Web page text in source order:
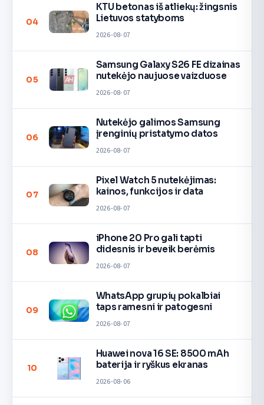
04
KTU betonas iš atliekų: žingsnis
Lietuvos statyboms
2026-08-07
05
Samsung Galaxy S26 FE dizainas
nutekėjo naujuose vaizduose
2026-08-07
06
Nutekėjo galimos Samsung
įrenginių pristatymo datos
2026-08-07
07
Pixel Watch 5 nutekėjimas:
kainos, funkcijos ir data
2026-08-07
08
iPhone 20 Pro gali tapti
didesnis ir beveik berėmis
2026-08-07
09
WhatsApp grupių pokalbiai
taps ramesni ir patogesni
2026-08-07
10
Huawei nova 16 SE: 8500 mAh
baterija ir ryškus ekranas
2026-08-06